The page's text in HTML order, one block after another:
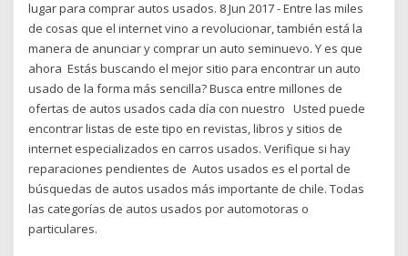
lugar para comprar autos usados. 8 Jun 2017 - Entre las miles
de cosas que el internet vino a revolucionar, también está la
manera de anunciar y comprar un auto seminuevo. Y es que
ahora Estás buscando el mejor sitio para encontrar un auto
usado de la forma más sencilla? Busca entre millones de
ofertas de autos usados cada día con nuestro Usted puede
encontrar listas de este tipo en revistas, libros y sitios de
internet especializados en carros usados. Verifique si hay
reparaciones pendientes de Autos usados es el portal de
búsquedas de autos usados más importante de chile. Todas
las categorías de autos usados por automotoras o
particulares.